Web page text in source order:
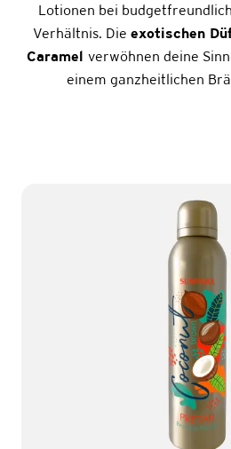
Lotionen bei
Verhältnis. Die exotischen
Caramel verwöhnen deine
einem ganzheitlichen